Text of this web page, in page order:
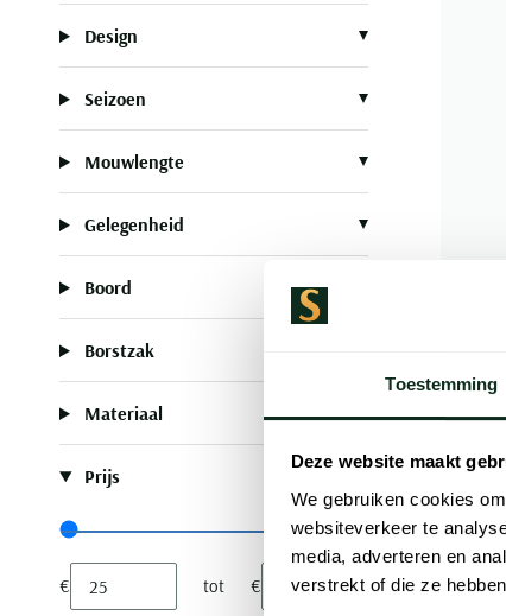
Toestemming
Deze website maakt
We gebruiken cookies
websiteverkeer te
media, adverteren en
verstrekt of die ze
Design
Seizoen
Mouwlengte
Gelegenheid
Boord
Borstzak
Materiaal
Prijs
Range slider min value
Range slider max value
Minimum value input
€ tot
Maximum value input
€
Gant
€